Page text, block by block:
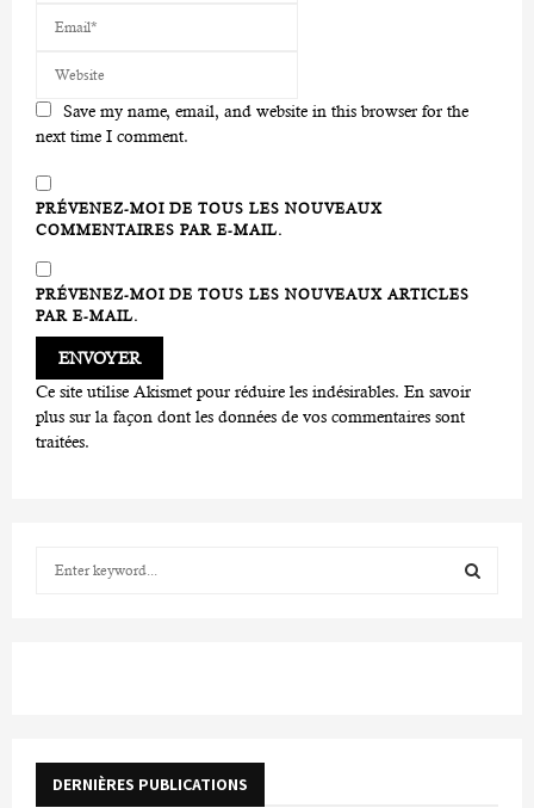
Save my name, email, and website in this browser for the
next time I comment.
PRÉVENEZ-MOI DE TOUS LES NOUVEAUX
COMMENTAIRES PAR E-MAIL.
PRÉVENEZ-MOI DE TOUS LES NOUVEAUX ARTICLES
PAR E-MAIL.
Ce site utilise Akismet pour réduire les indésirables. En savoir
plus sur la façon dont les données de vos commentaires sont
traitées.
r
DERNIÈRES PUBLICATIONS